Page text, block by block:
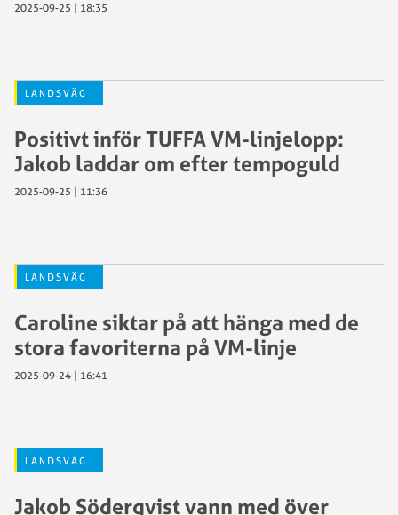
2025-09-25 | 18:35
LANDSVÄG
Positivt inför TUFFA VM-linjelopp:
Jakob laddar om efter tempoguld
2025-09-25 | 11:36
LANDSVÄG
Caroline siktar på att hänga med de
stora favoriterna på VM-linje
2025-09-24 | 16:41
LANDSVÄG
Jakob Söderqvist vann med över